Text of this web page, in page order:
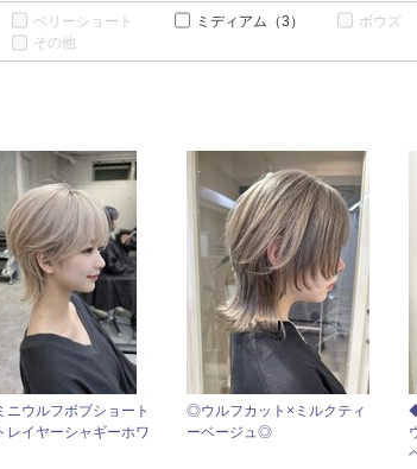
ベリーショート ミディアム （3）
ボウズ
その他
ニウルフボブショート
レイヤーシャギーホワ
◎ウルフカット×ミルクティ
ーベージュ◎